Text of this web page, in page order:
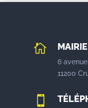
 MAIRIE
6
11200
